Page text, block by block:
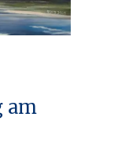
am